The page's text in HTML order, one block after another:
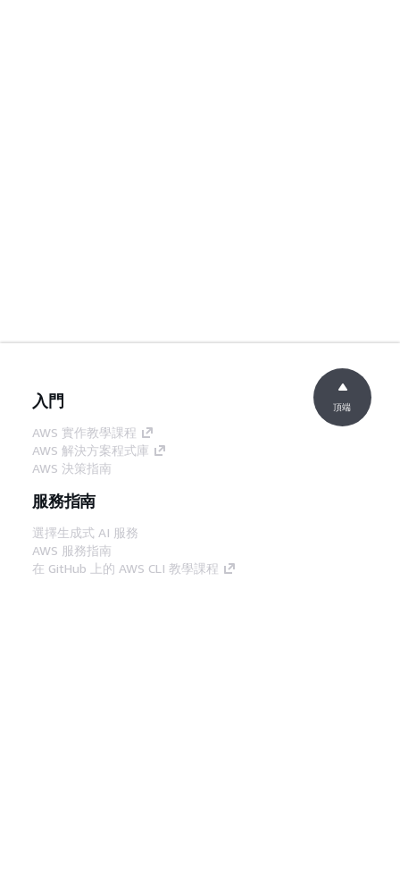
入門
AWS 實作教學課程
AWS 解決方案程式庫
AWS 決策指南
服務指南
選擇生成式 AI 服務
AWS 服務指南
在 GitHub 上的 AWS CLI 教學課程
頂端